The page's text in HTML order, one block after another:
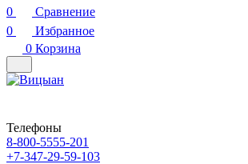
0
Сравнение
0
Избранное
0 Корзина
Телефоны
8-800-5555-201
+7-347-29-59-103